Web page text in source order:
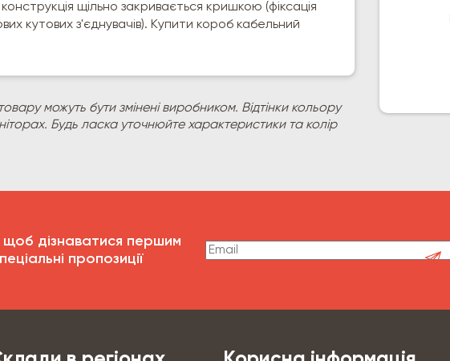
щільно закривається кришкою (фіксація
кутових з'єднувачів). Купити короб кабельний
можуть бути змінені виробником. Відтінки кольору
Будь ласка уточнюйте характеристики та колір
щоб дізнаватися першим
пропозиції